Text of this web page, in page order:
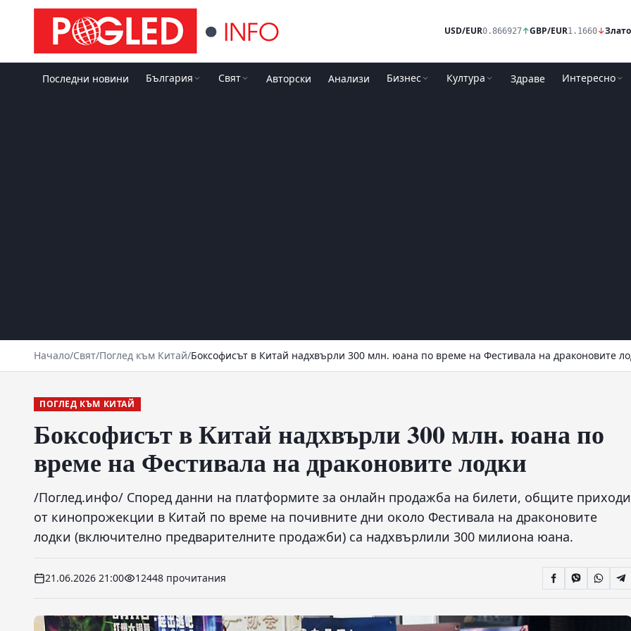
USD/EUR0.866927↑GBP/EUR1.1660↓Злато
Последни новини България Свят Авторски Анализи Бизнес Култура Здраве Интересно
Начало/Свят/Поглед към Китай/Боксофисът в Китай надхвърли 300 млн. юана по време на Фестивала на драконовите
ПОГЛЕД КЪМ КИТАЙ
Боксофисът в Китай надхвърли 300 млн. юана по
време на Фестивала на драконовите лодки
/Поглед.инфо/ Според данни на платформите за онлайн продажба на билети, общите приходи
от кинопрожекции в Китай по време на почивните дни около Фестивала на драконовите
лодки (включително предварителните продажби) са надхвърлили 300 милиона юана.
21.06.2026 21:00 12448 прочитания